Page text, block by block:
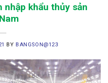
nhập khẩu thủy sản
BY BANGSON@123